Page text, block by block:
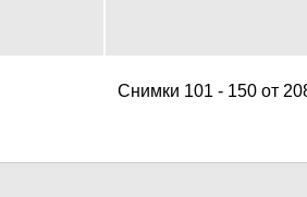
Снимки 101 - 150 от